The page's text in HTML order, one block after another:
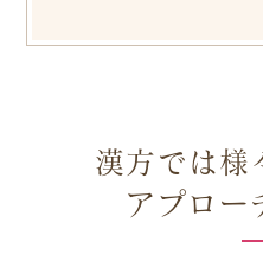
漢方では様
アプロー